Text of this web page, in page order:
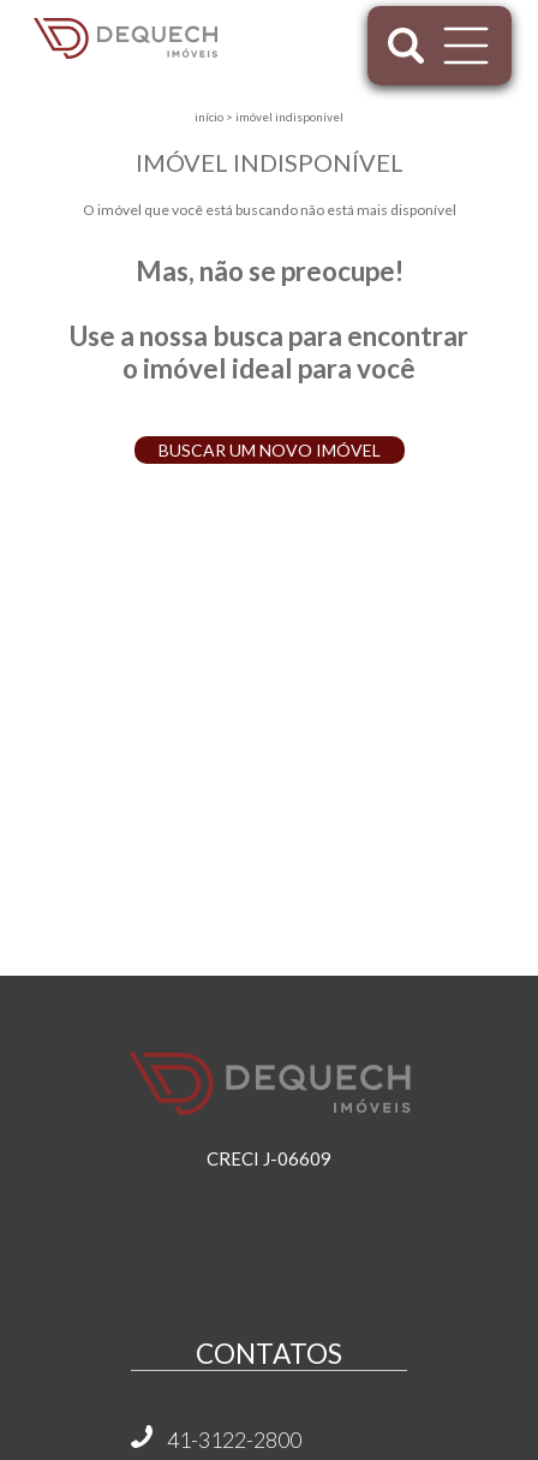
início > imóvel indisponível
IMÓVEL INDISPONÍVEL
O imóvel que você está buscando não está mais disponível
Mas, não se preocupe!
Use a nossa busca para encontrar
o imóvel ideal para você
BUSCAR UM NOVO IMÓVEL
CRECI J-06609
CONTATOS
41-3122-2800